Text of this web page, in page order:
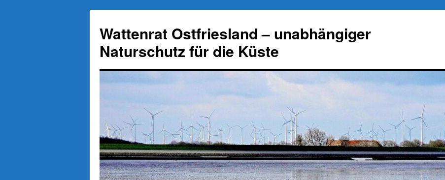
springen
Wattenrat Ostfriesland – unabhängiger
Naturschutz für die Küste